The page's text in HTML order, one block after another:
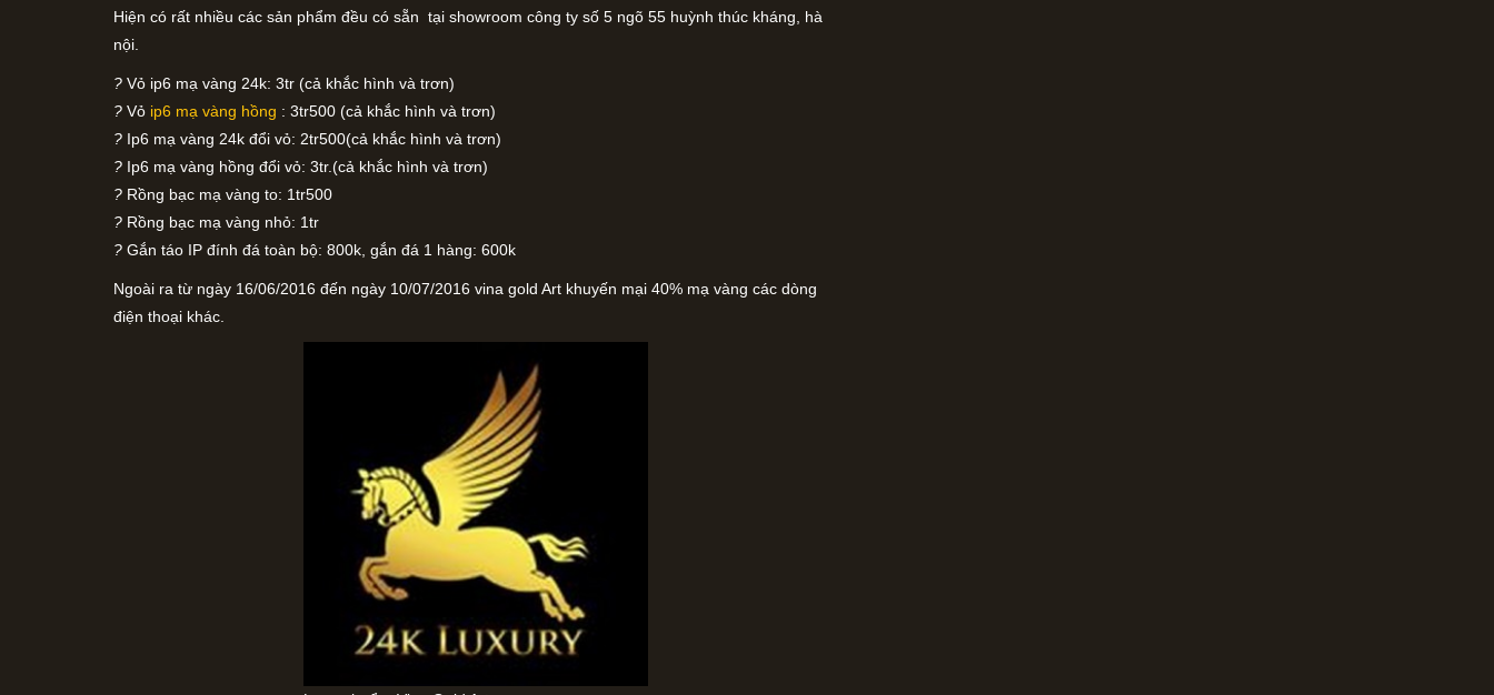
Hiện có rất nhiều các sản phẩm đều có sẵn tại showroom công ty số 5 ngõ 55 huỳnh thúc kháng, hà
nội.
? Vỏ ip6 mạ vàng 24k: 3tr (cả khắc hình và trơn)
? Vỏ ip6 mạ vàng hồng : 3tr500 (cả khắc hình và trơn)
? Ip6 mạ vàng 24k đổi vỏ: 2tr500(cả khắc hình và trơn)
? Ip6 mạ vàng hồng đổi vỏ: 3tr.(cả khắc hình và trơn)
? Rồng bạc mạ vàng to: 1tr500
? Rồng bạc mạ vàng nhỏ: 1tr
? Gắn táo IP đính đá toàn bộ: 800k, gắn đá 1 hàng: 600k
Ngoài ra từ ngày 16/06/2016 đến ngày 10/07/2016 vina gold Art khuyến mại 40% mạ vàng các dòng
điện thoại khác.